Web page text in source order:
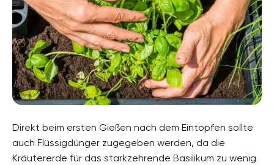
Direkt beim ersten Gießen nach dem Eintopfen sollte
auch Flüssigdünger zugegeben werden, da die
Kräutererde für das starkzehrende Basilikum zu wenig